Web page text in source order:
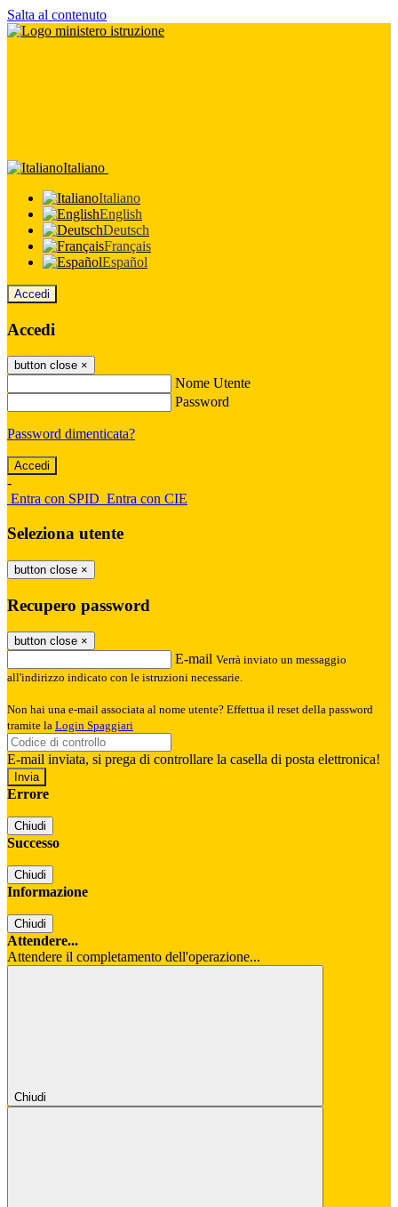
Salta al contenuto
Italiano
Italiano
English
Deutsch
Français
Español
Accedi
Accedi
button close ×
Nome Utente
Password
Password dimenticata?
-
Entra con SPID Entra con CIE
Seleziona utente
button close ×
Recupero password
button close ×
E-mail Verrà inviato un messaggio
all'indirizzo indicato con le istruzioni necessarie.
Non hai una e-mail associata al nome utente? Effettua il reset della password
tramite la Login Spaggiari
E-mail inviata, si prega di controllare la casella di posta elettronica!
Errore
Chiudi
Successo
Chiudi
Informazione
Chiudi
Attendere...
Attendere il completamento dell'operazione...
Chiudi